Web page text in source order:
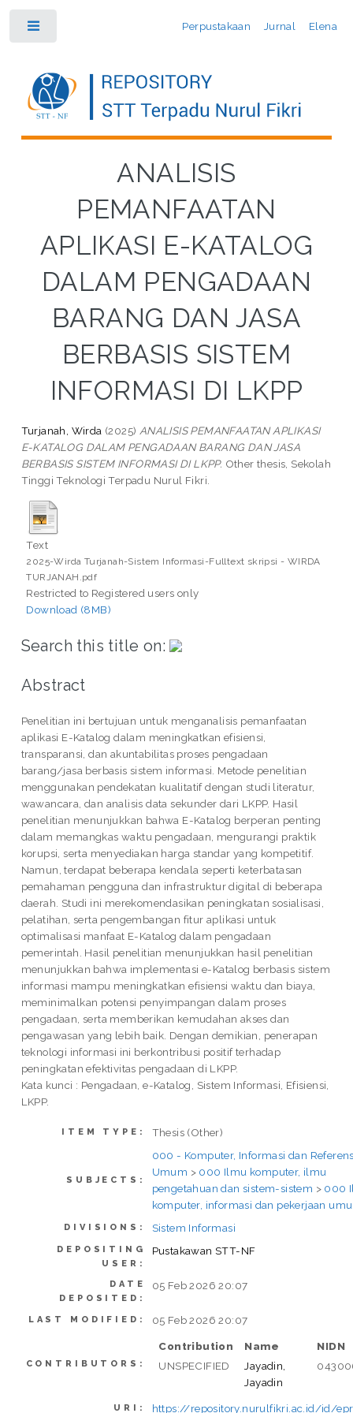
Perpustakaan Jurnal Elena
ANALISIS
PEMANFAATAN
APLIKASI E-KATALOG
DALAM PENGADAAN
BARANG DAN JASA
BERBASIS SISTEM
INFORMASI DI LKPP
Turjanah, Wirda (2025) ANALISIS PEMANFAATAN APLIKASI
E-KATALOG DALAM PENGADAAN BARANG DAN JASA
BERBASIS SISTEM INFORMASI DI LKPP. Other thesis, Sekolah
Tinggi Teknologi Terpadu Nurul Fikri.
Text
2025-Wirda Turjanah-Sistem Informasi-Fulltext skripsi - WIRDA
TURJANAH.pdf
Restricted to Registered users only
Download (8MB)
Search this title on:
Abstract
Penelitian ini bertujuan untuk menganalisis pemanfaatan
aplikasi E-Katalog dalam meningkatkan efisiensi,
transparansi, dan akuntabilitas proses pengadaan
barang/jasa berbasis sistem informasi. Metode penelitian
menggunakan pendekatan kualitatif dengan studi literatur,
wawancara, dan analisis data sekunder dari LKPP. Hasil
penelitian menunjukkan bahwa E-Katalog berperan penting
dalam memangkas waktu pengadaan, mengurangi praktik
korupsi, serta menyediakan harga standar yang kompetitif.
Namun, terdapat beberapa kendala seperti keterbatasan
pemahaman pengguna dan infrastruktur digital di beberapa
daerah. Studi ini merekomendasikan peningkatan sosialisasi,
pelatihan, serta pengembangan fitur aplikasi untuk
optimalisasi manfaat E-Katalog dalam pengadaan
pemerintah. Hasil penelitian menunjukkan hasil penelitian
menunjukkan bahwa implementasi e-Katalog berbasis sistem
informasi mampu meningkatkan efisiensi waktu dan biaya,
meminimalkan potensi penyimpangan dalam proses
pengadaan, serta memberikan kemudahan akses dan
pengawasan yang lebih baik. Dengan demikian, penerapan
teknologi informasi ini berkontribusi positif terhadap
peningkatan efektivitas pengadaan di LKPP.
Kata kunci : Pengadaan, e-Katalog, Sistem Informasi, Efisiensi,
LKPP.
ITEM TYPE: Thesis (Other)
SUBJECTS:
000 - Komputer, Informasi dan
Umum > 000 Ilmu komputer, ilmu
pengetahuan dan sistem-sistem > 000
komputer, informasi dan pekerjaan
DIVISIONS: Sistem Informasi
DEPOSITING
USER:
Pustakawan STT-NF
DATE
DEPOSITED:
05 Feb 2026 20:07
LAST MODIFIED: 05 Feb 2026 20:07
CONTRIBUTORS:
Contribution Name
NIDN
UNSPECIFIED
Jayadin,
Jayadin
URI: https://repository.nurulfikri.ac.id/id/